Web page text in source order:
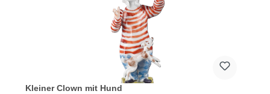
Kleiner Clown mit Hund